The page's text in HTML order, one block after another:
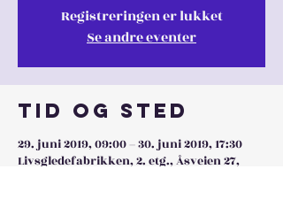
Registreringen er lukket
Se andre eventer
Tid og sted
29. juni 2019, 09:00 – 30. juni 2019, 17:30
Livsgledefabrikken, 2. etg., Åsveien 27,